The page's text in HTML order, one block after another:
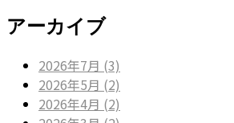
アーカイブ
2026年7月 (3)
2026年5月 (2)
2026年4月 (2)